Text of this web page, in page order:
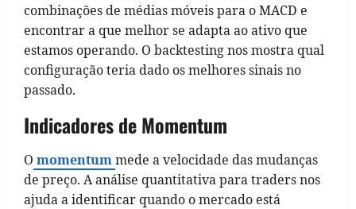
combinações de médias móveis para o MACD e
encontrar a que melhor se adapta ao ativo que
estamos operando. O backtesting nos mostra qual
configuração teria dado os melhores sinais no
passado.
Indicadores de Momentum
O momentummede a velocidade das mudanças
de preço. A análise quantitativa para traders nos
ajuda a identificar quando o mercado está